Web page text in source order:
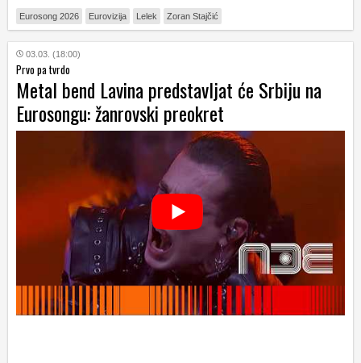
Eurosong 2026 Eurovizija Lelek Zoran Stajčić
03.03. (18:00)
Prvo pa tvrdo
Metal bend Lavina predstavljat će Srbiju na
Eurosongu: žanrovski preokret